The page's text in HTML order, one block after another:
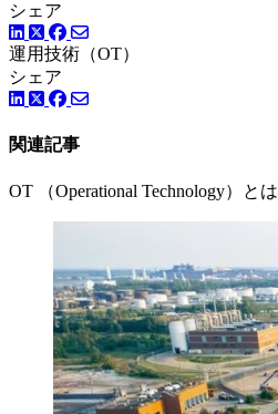
シェア
LinkedIn
ツイッター
Facebook
運用技術（OT）
シェア
LinkedIn
ツイッター
Facebook
関連記事
OT （Operational Technology）とは